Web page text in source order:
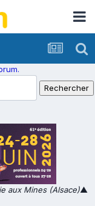
aux Mines (Alsace)▲